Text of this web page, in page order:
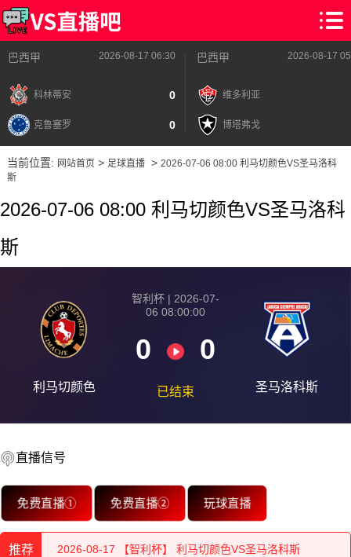
巴西甲 2026-08-17 06:30
科林蒂安 0
克鲁塞罗 0
巴西甲 2026-08-17
维多利亚
博塔弗戈
当前位置: 网站首页> 足球直播> 2026-07-06 08:00 利马切颜色VS圣马洛科
斯
2026-07-06 08:00 利马切颜色VS圣马洛科
斯
利马切颜色
智利杯 | 2026-07-
06 08:00:00
0 0
已结束 圣马洛科斯
直播信号
免费直播① 免费直播② 玩球直播
推荐
2026-08-17 【智利杯】 利马切颜色VS圣马洛科斯
2026-08-17 【智利杯】 利马切颜色VS圣马洛科斯